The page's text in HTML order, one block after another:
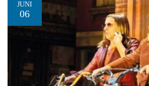
JUNI
06